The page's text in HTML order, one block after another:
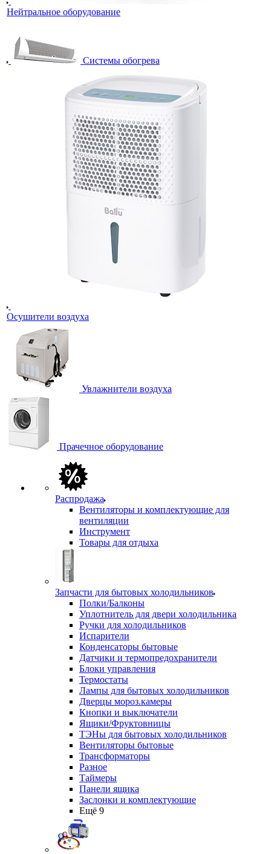
Нейтральное оборудование
Системы обогрева
Осушители воздуха
Увлажнители воздуха
Прачечное оборудование
Распродажа
Вентиляторы и комплектующие для
вентиляции
Инструмент
Товары для отдыха
Запчасти для бытовых холодильников
Полки/Балконы
Уплотнитель для двери холодильника
Ручки для холодильников
Испарители
Конденсаторы бытовые
Датчики и термопредохранители
Блоки управления
Термостаты
Лампы для бытовых холодильников
Дверцы мороз.камеры
Кнопки и выключатели
Ящики/Фруктовницы
ТЭНы для бытовых холодильников
Вентиляторы бытовые
Трансформаторы
Разное
Таймеры
Панели ящика
Заслонки и комплектующие
Ещё 9